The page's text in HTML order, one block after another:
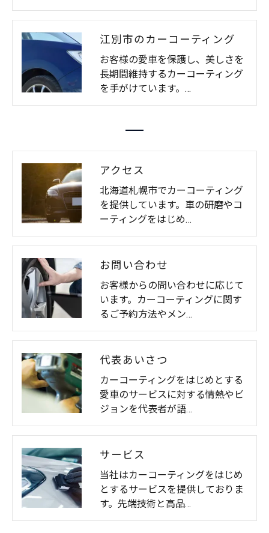
江別市のカーコーティング
お客様の愛車を保護し、美しさを
長期間維持するカーコーティング
を手がけています。…
アクセス
北海道札幌市でカーコーティング
を提供しています。車の研磨やコ
ーティングをはじめ…
お問い合わせ
お客様からの問い合わせに応じて
います。カーコーティングに関す
るご予約方法やメン…
代表あいさつ
カーコーティングをはじめとする
愛車のサービスに対する情熱やビ
ジョンを代表者が語…
サービス
当社はカーコーティングをはじめ
とするサービスを提供しておりま
す。先端技術と高品…